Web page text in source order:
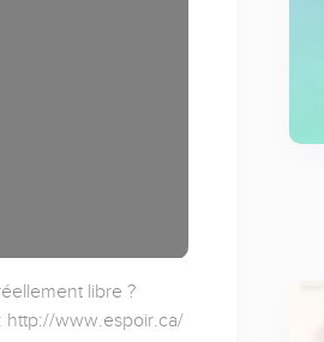
libre ?
http://www.espoir.ca/